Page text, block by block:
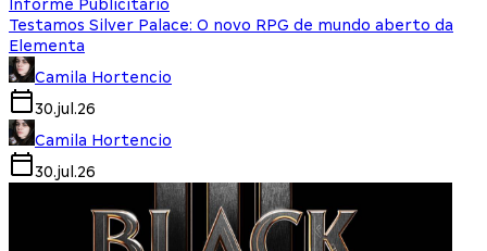
Informe Publicitário
Testamos Silver Palace: O novo RPG de mundo aberto da
Elementa
Camila Hortencio
30.jul.26
Camila Hortencio
30.jul.26